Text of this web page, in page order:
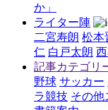
か」
ライター陣
二宮寿朗 松本
仁 白戸太朗
記事カテゴリ
野球 サッカー
ラ競技 その他